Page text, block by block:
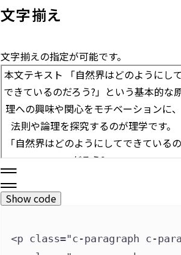
文字揃え
文字揃えの指定が可能です。
Show code
<p class="c-paragraph c-